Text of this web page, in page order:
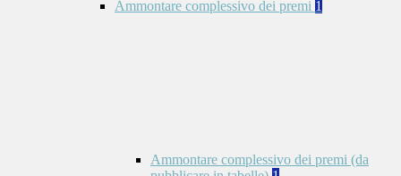
Ammontare complessivo dei premi 1
Ammontare complessivo dei premi (da